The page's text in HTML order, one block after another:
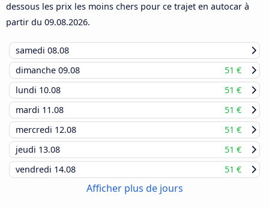
dessous les prix les moins chers pour ce trajet en autocar à
partir du 09.08.2026.
samedi 08.08
dimanche 09.08
51 €
lundi 10.08
51 €
mardi 11.08
51 €
mercredi 12.08
51 €
jeudi 13.08
51 €
vendredi 14.08 51 €
Afficher plus de jours